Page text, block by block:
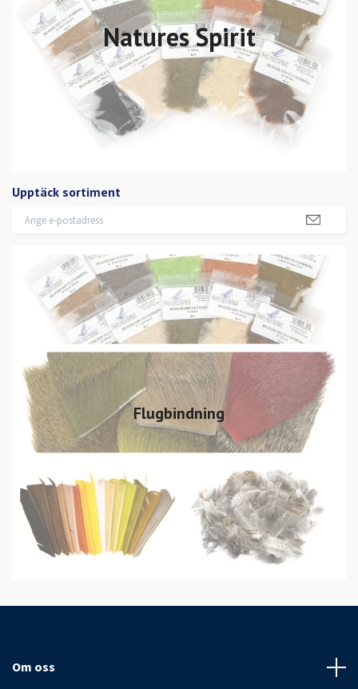
Natures Spirit
Upptäck sortiment
Flugbindning
Om oss